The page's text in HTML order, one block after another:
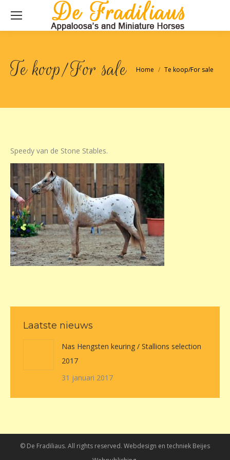
Te koop/For sale Je bent hier:
Home Te koop/For sale
Speedy van de Stone Stables.
Laatste nieuws
Nas Hengsten keuring / Stallions selection
2017
31 januari 2017
© De Fradiliaus. All rights reserved. Webdesign en techniek Beijes